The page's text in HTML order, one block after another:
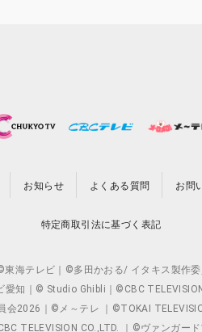
お知らせ よくある質問 お問
特定商取引法に基づく表記
海テレビ｜©多田かおる/ イタキス製作
知｜© Studio Ghibli｜©CBC
｜©メ～テレ ｜©TOKAI
TELEVISION CO.,LTD. ｜©ヴァンガ